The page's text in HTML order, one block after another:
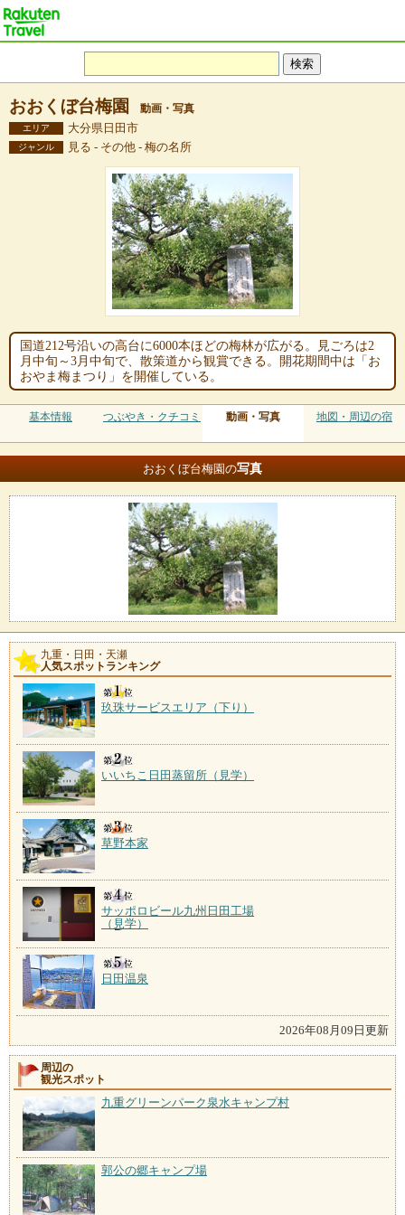
おおくぼ台梅園 動画・写真
エリア 大分県日田市
ジャンル 見る - その他 - 梅の名所
国道212号沿いの高台に6000本ほどの梅林が広がる。見ごろは2
月中旬～3月中旬で、散策道から観賞できる。開花期間中は「お
おやま梅まつり」を開催している。
基本情報 つぶやき・クチコミ 動画・写真 地図・周辺の宿
おおくぼ台梅園の写真
九重・日田・天瀬
人気スポットランキング
玖珠サービスエリア（下り）
いいちこ日田蒸留所（見学）
草野本家
サッポロビール九州日田工場
（見学）
日田温泉
2026年08月09日更新
周辺の
観光スポット
九重グリーンパーク泉水キャンプ村
郭公の郷キャンプ場